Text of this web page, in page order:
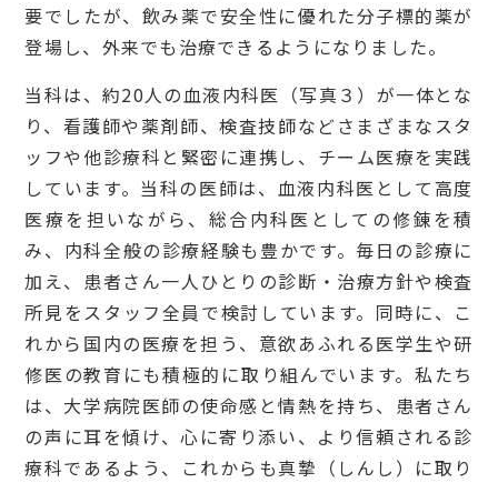
要でしたが、飲み薬で安全性に優れた分子標的薬が
登場し、外来でも治療できるようになりました。
当科は、約20人の血液内科医（写真３）が一体とな
り、看護師や薬剤師、検査技師などさまざまなスタ
ッフや他診療科と緊密に連携し、チーム医療を実践
しています。当科の医師は、血液内科医として高度
医療を担いながら、総合内科医としての修錬を積
み、内科全般の診療経験も豊かです。毎日の診療に
加え、患者さん一人ひとりの診断・治療方針や検査
所見をスタッフ全員で検討しています。同時に、こ
れから国内の医療を担う、意欲あふれる医学生や研
修医の教育にも積極的に取り組んでいます。私たち
は、大学病院医師の使命感と情熱を持ち、患者さん
の声に耳を傾け、心に寄り添い、より信頼される診
療科であるよう、これからも真摯（しんし）に取り